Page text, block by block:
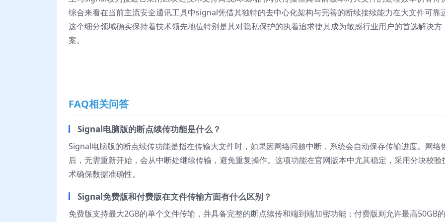
综合来看在当前主流安全通讯工具中signal凭借其独特的去中心化架构与完善的断续接续能力在大文件可靠
这个细分领域确实保持着技术领先地位特别是其对隐私保护的执着追求使其成为敏感行业用户的首选解决方
案。
FAQ相关问答
Signal电脑版的断点续传功能是什么？
Signal电脑版的断点续传功能是指在传输大文件时，如果因网络问题中断，系统会自动保存传输进度。网络
后，无需重新开始，会从中断处继续传输，避免重复操作。这项功能在官网版本中尤其稳定，采用分块校验
术确保数据准确性。
Signal免费版和付费版在文件传输方面有什么区别？
免费版支持最大2GB的单个文件传输，并具备完整的断点续传和端到端加密功能；付费版则允许最高50GB